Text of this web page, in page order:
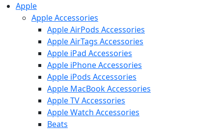
Apple
Apple Accessories
Apple AirPods Accessories
Apple AirTags Accessories
Apple iPad Accessories
Apple iPhone Accessories
Apple iPods Accessories
Apple MacBook Accessories
Apple TV Accessories
Apple Watch Accessories
Beats